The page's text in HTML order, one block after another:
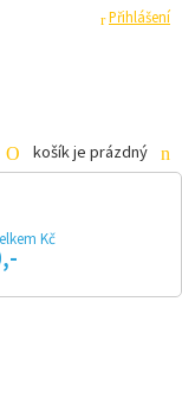
Přihlášení
košík je prázdný
Kč